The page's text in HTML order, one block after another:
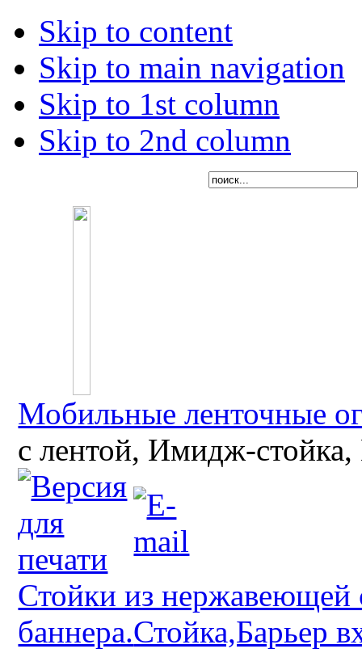
Skip to content
Skip to main navigation
Skip to 1st column
Skip to 2nd column
Мобильные ленточные
с лентой, Имидж-
Стойки из нержавеющей
баннера.Стойка,Барьер